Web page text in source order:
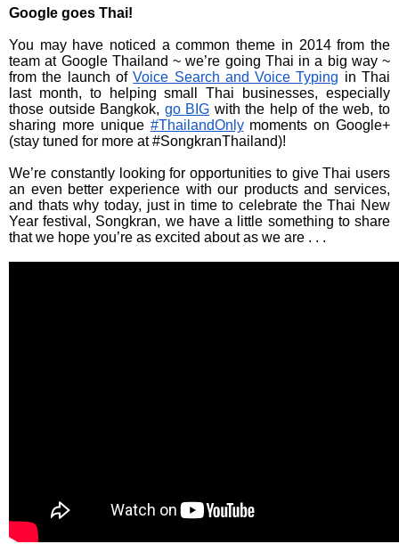
Google goes Thai!
You may have noticed a common theme in 2014 from the
team at Google Thailand ~ we’re going Thai in a big way ~
from the launch of Voice Search and Voice Typing in Thai
last month, to helping small Thai businesses, especially
those outside Bangkok, go BIG with the help of the web, to
sharing more unique #ThailandOnly moments on Google+
(stay tuned for more at #SongkranThailand)!
We’re constantly looking for opportunities to give Thai users
an even better experience with our products and services,
and thats why today, just in time to celebrate the Thai New
Year festival, Songkran, we have a little something to share
that we hope you’re as excited about as we are . . .